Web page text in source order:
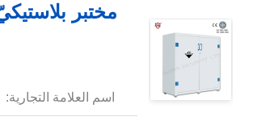
مختبر
اسم العلامة التجارية: